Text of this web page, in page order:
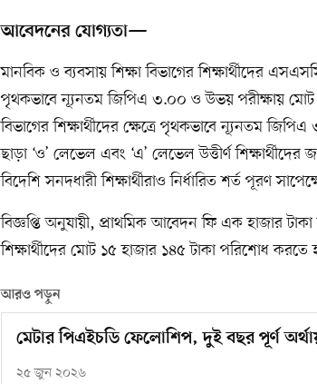
আবেদনের যোগ্যতা—
মানবিক ও ব্যবসায় শিক্ষা বিভাগের শিক্ষার্থীদের
পৃথকভাবে ন্যূনতম জিপিএ ৩.০০ ও উভয় পরীক্ষায় মোট
বিভাগের শিক্ষার্থীদের ক্ষেত্রে পৃথকভাবে ন্যূনতম
ছাড়া ‘ও’ লেভেল এবং ‘এ’ লেভেল উত্তীর্ণ
বিদেশি সনদধারী শিক্ষার্থীরাও নির্ধারিত শর্ত পূরণ
বিজ্ঞপ্তি অনুযায়ী, প্রাথমিক আবেদন ফি এক হাজার টাকা
শিক্ষার্থীদের মোট ১৫ হাজার ১৪৫ টাকা পরিশোধ করতে
আরও পড়ুন
মেটার পিএইচডি ফেলোশিপ, দুই বছর পূর্ণ
২৫ জুন ২০২৬